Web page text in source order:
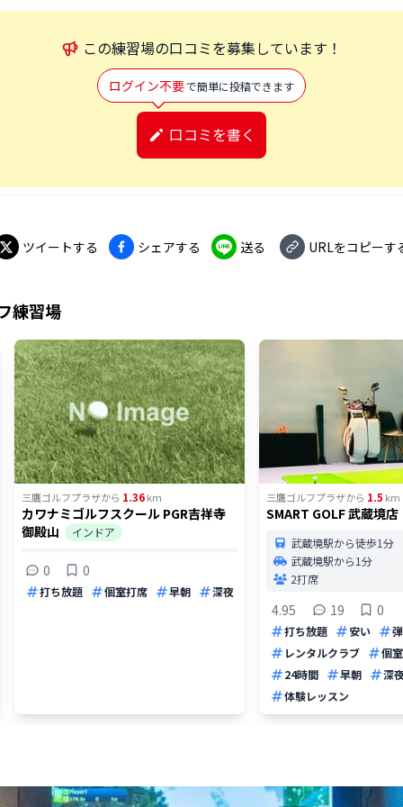
この練習場の口コミを募集しています！
ログイン不要で簡単に投稿できます
口コミを書く
ツイートする シェアする 送る URLをコピーす
練習場
三鷹ゴルフプラザから 1.36km
カワナミゴルフスクール PGR吉祥寺
御殿山
インドア
0 0
打ち放題 個室打席 早朝 深夜
三鷹ゴルフプラザから 1.5 km
SMART GOLF 武蔵境店
武蔵境駅から徒歩1分
武蔵境駅から1分
2打席
4.95 19 0
打ち放題 安い
レンタルクラブ
個
24時間
早朝
深
体験レッスン